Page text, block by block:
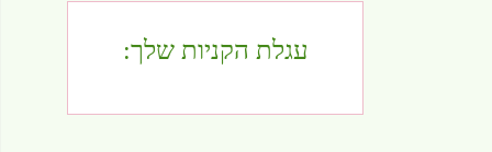
עגלת הקניות שלך: